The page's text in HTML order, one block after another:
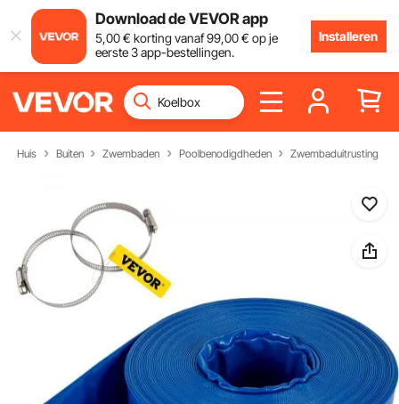
Download de VEVOR app
5,00€ korting vanaf99,00€ op je
eerste 3 app-bestellingen.
Installeren
Huis Buiten Zwembaden Poolbenodigdheden Zwembaduitrusting